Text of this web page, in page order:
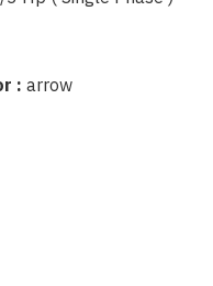
:arrow